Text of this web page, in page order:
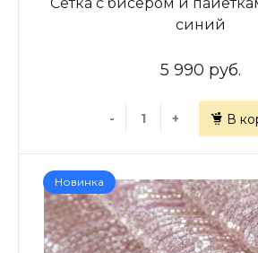
синий
5 990 руб.
- + В
Новинка